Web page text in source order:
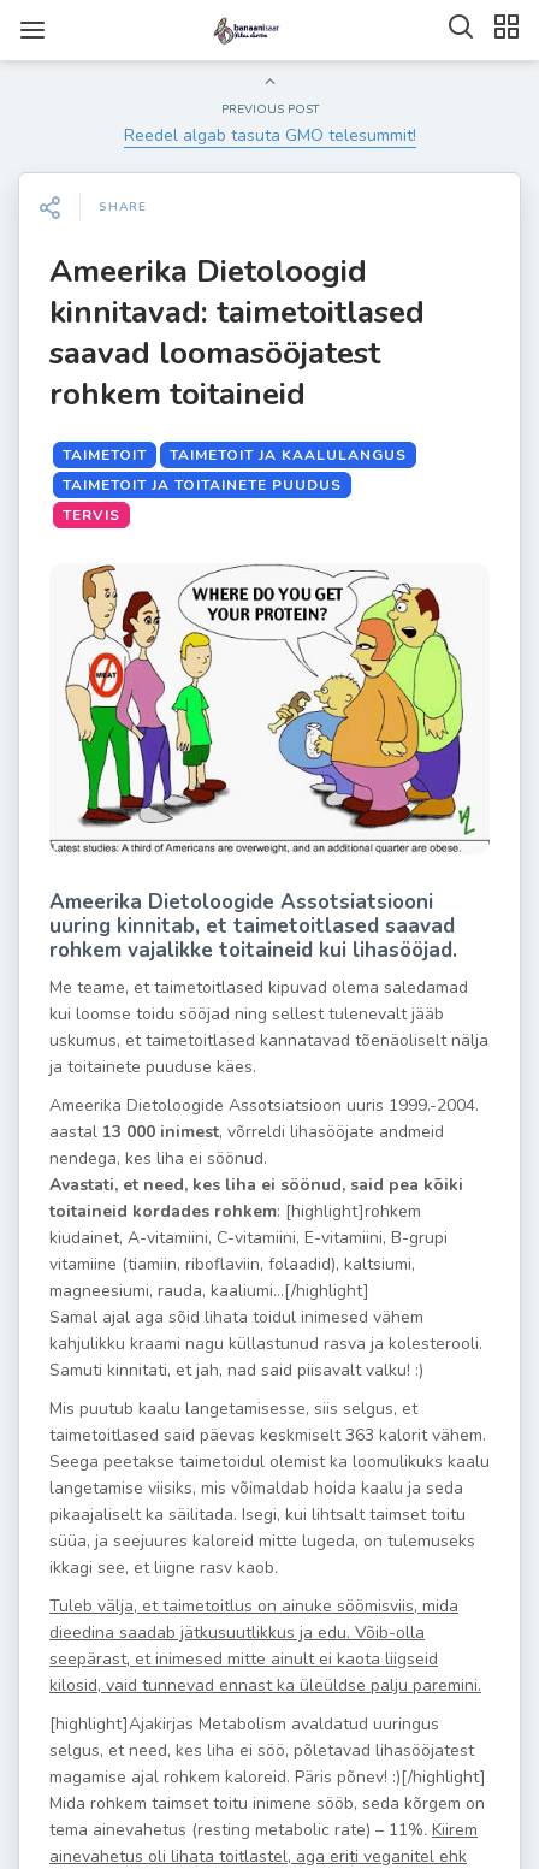
PREVIOUS POST
Reedel algab tasuta GMO telesummit!
SHARE
Ameerika Dietoloogid
kinnitavad: taimetoitlased
saavad loomasööjatest
rohkem toitaineid
TAIMETOIT
TAIMETOIT JA KAALULANGUS
TAIMETOIT JA TOITAINETE PUUDUS
TERVIS
Ameerika Dietoloogide Assotsiatsiooni
uuring kinnitab, et taimetoitlased saavad
rohkem vajalikke toitaineid kui lihasööjad.
Me teame, et taimetoitlased kipuvad olema saledamad
kui loomse toidu sööjad ning sellest tulenevalt jääb
uskumus, et taimetoitlased kannatavad tõenäoliselt nälja
ja toitainete puuduse käes.
Ameerika Dietoloogide Assotsiatsioon uuris 1999.-2004.
aastal 13 000 inimest, võrreldi lihasööjate andmeid
nendega, kes liha ei söönud.
Avastati, et need, kes liha ei söönud, said pea kõiki
toitaineid kordades rohkem: [highlight]rohkem
kiudainet, A-vitamiini, C-vitamiini, E-vitamiini, B-grupi
vitamiine (tiamiin, riboflaviin, folaadid), kaltsiumi,
magneesiumi, rauda, kaaliumi…[/highlight]
Samal ajal aga sõid lihata toidul inimesed vähem
kahjulikku kraami nagu küllastunud rasva ja kolesterooli.
Samuti kinnitati, et jah, nad said piisavalt valku! :)
Mis puutub kaalu langetamisesse, siis selgus, et
taimetoitlased said päevas keskmiselt 363 kalorit vähem.
Seega peetakse taimetoidul olemist ka loomulikuks kaalu
langetamise viisiks, mis võimaldab hoida kaalu ja seda
pikaajaliselt ka säilitada. Isegi, kui lihtsalt taimset toitu
süüa, ja seejuures kaloreid mitte lugeda, on tulemuseks
ikkagi see, et liigne rasv kaob.
Tuleb välja, et taimetoitlus on ainuke söömisviis, mida
dieedina saadab jätkusuutlikkus ja edu. Võib-olla
seepärast, et inimesed mitte ainult ei kaota liigseid
kilosid, vaid tunnevad ennast ka üleüldse palju paremini.
[highlight]Ajakirjas Metabolism avaldatud uuringus
selgus, et need, kes liha ei söö, põletavad lihasööjatest
magamise ajal rohkem kaloreid. Päris põnev! :)[/highlight]
Mida rohkem taimset toitu inimene sööb, seda kõrgem on
tema ainevahetus (resting metabolic rate) – 11%. Kiirem
ainevahetus oli lihata toitlastel, aga eriti veganitel ehk